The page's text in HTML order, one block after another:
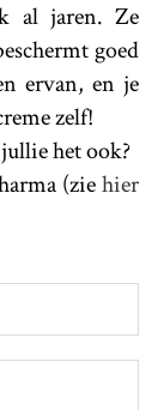
al jaren. Ze
goed
ervan, en je
zelf!
het ook?
(ziehier